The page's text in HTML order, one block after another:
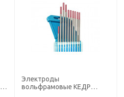
Электроды
вольфрамовые КЕДР